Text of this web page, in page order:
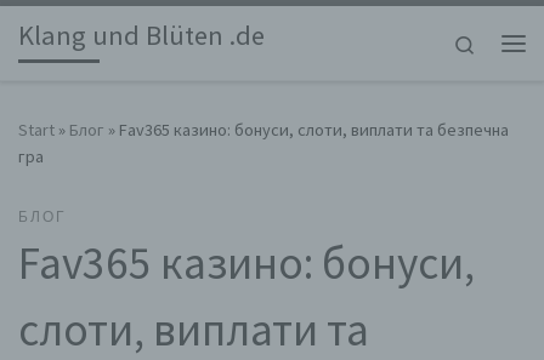
Zum Inhalt springen
Klang und Blüten .de
Search
Start » Блог » Fav365 казино: бонуси, слоти, виплати та безпечна
гра
БЛОГ
Fav365 казино: бонуси,
слоти, виплати та